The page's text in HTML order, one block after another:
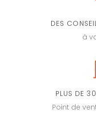
DES
à
PLUS DE
Point de